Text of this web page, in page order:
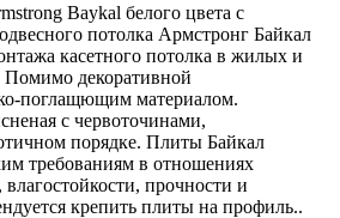
Baykal белого цвета с
потолка Армстронг Байкал
касетного потолка в жилых и
декоративной
поглащющим материалом.
с червоточинами,
порядке. Плиты Байкал
требованиям в отношениях
прочности и
крепить плиты на профиль..